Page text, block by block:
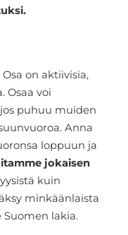
Osa on aktiivisia,
Osaa voi
puhuu muiden
Anna
loppuun ja
jokaisen
kuin
minkäänlaista
lakia.